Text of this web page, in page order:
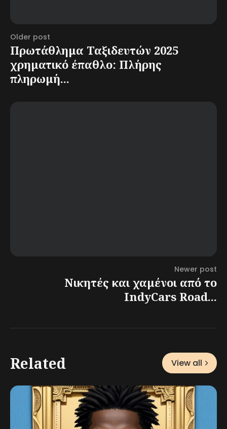
Older post
Πρωτάθλημα Ταξιδευτών 2025
χρηματικό έπαθλο: Πλήρης
πληρωμή...
Newer post
Νικητές και χαμένοι από το
IndyCars Road...
Related View all